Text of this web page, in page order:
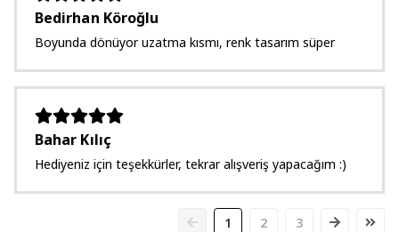
Bedirhan Köroğlu
Boyunda dönüyor uzatma kısmı, renk tasarım süper
Bahar Kılıç
Hediyeniz için teşekkürler, tekrar alışveriş yapacağım :)
1 2 3